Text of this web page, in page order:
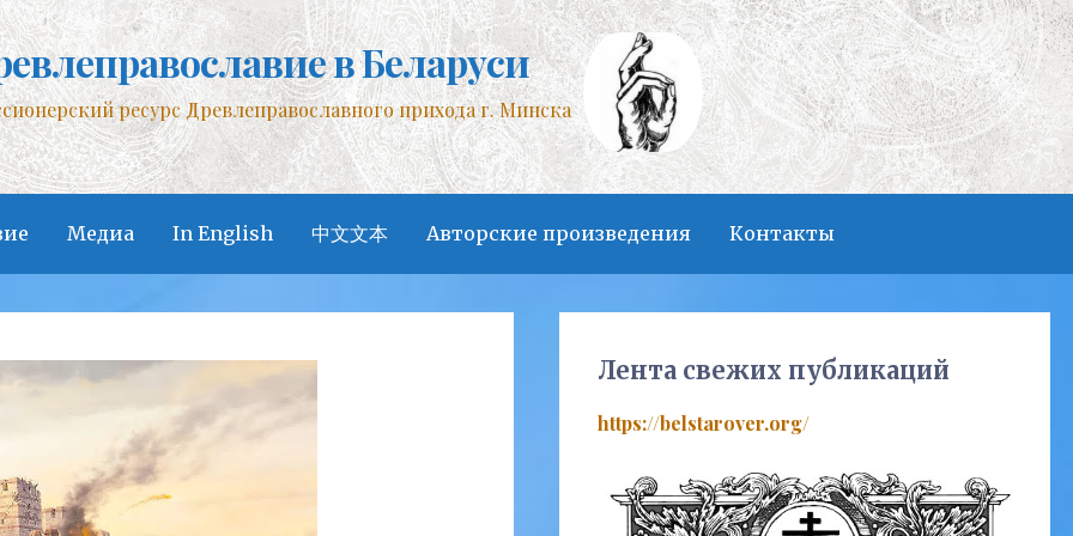
в Беларуси
ресурс Древлеправославного прихода г. Минска
Медиа In English 中文文本 Авторские произведения Контакты
Лента свежих публикаций
https://belstarover.org/